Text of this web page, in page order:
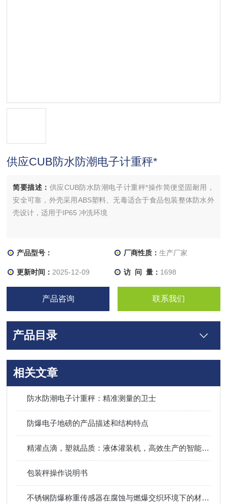
供应CUB防水防潮电子计重秤*
简要描述： 供应CUB防水防潮电子计重秤*操作简便坚固耐用，
安全可靠，外壳采用ABS塑料、无毒适合于食品包装整体防水外
壳设计，适用于IP65 冲洗环境
产品型号： 厂商性质： 生产厂家
更新时间： 2025-12-09 访 问 量： 1698
产品咨询 联系我们
产品目录
相关文章
防水防潮电子计重秤：精准测量的卫士
防爆电子地磅的产品描述和结构特点
精灌点滴，塑就品质：液体灌装机，高效生产的智能引擎
包装秤操作说明书
不锈钢防爆称重传感器在腐蚀与燃爆交织环境下的材质叙事